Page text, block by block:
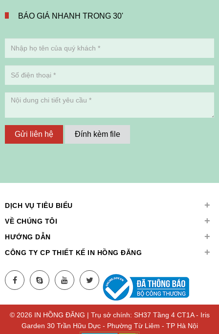
BÁO GIÁ NHANH TRONG 30'
Gửi liên hệ Đính kèm file
DỊCH VỤ TIÊU BIỂU +
VỀ CHÚNG TÔI +
HƯỚNG DẪN +
CÔNG TY CP THIẾT KẾ IN HỒNG ĐĂNG +
© 2026 IN HỒNG ĐĂNG | Trụ sở chính: SH37 Tầng 4 CT1A - Iris
Garden 30 Trần Hữu Dực - Phường Từ Liêm - TP Hà Nội